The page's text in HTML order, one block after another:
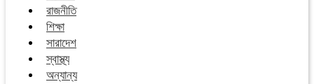
রাজনীতি
শিক্ষা
সারাদেশ
স্বাস্থ্য
অন্যান্য